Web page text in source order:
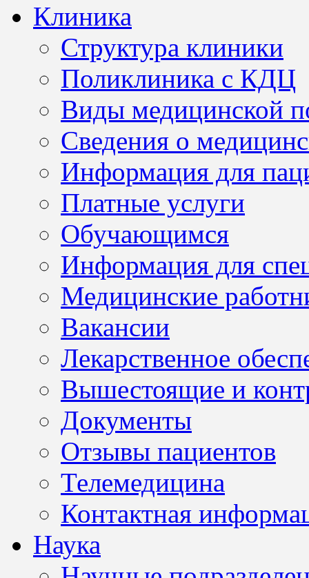
Клиника
Структура клиники
Поликлиника с КДЦ
Виды медицинской
Сведения о
Информация для
Платные услуги
Обучающимся
Информация для
Медицинские
Вакансии
Лекарственное
Вышестоящие и
Документы
Отзывы пациентов
Телемедицина
Контактная
Наука